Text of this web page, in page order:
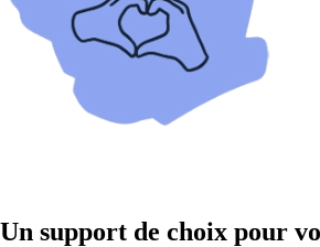
Un support de choix pour